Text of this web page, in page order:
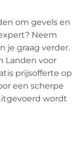
om gevels en
Neem
je graag verder.
Landen voor
prijsofferte op
een scherpe
wordt